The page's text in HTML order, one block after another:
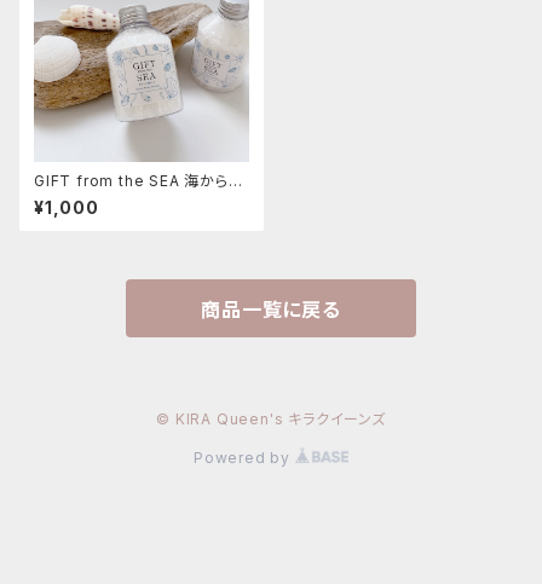
GIFT from the SEA 海からの
贈りもの バスソルト
¥1,000
商品一覧に戻る
© KIRA Queen's キラクイーンズ
Powered by